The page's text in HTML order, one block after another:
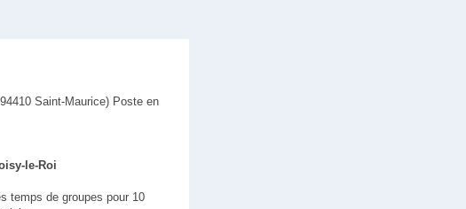
Saint-Maurice) Poste en
le-Roi
temps de groupes pour 10